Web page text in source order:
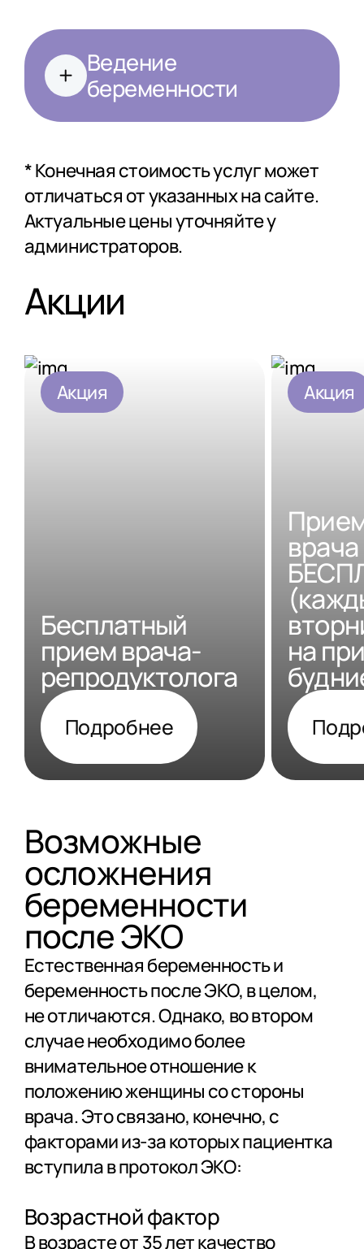
Ведение
беременности
* Конечная стоимость услуг может
отличаться от указанных на сайте.
Актуальные цены уточняйте у
администраторов.
Акции
Акция
Бесплатный
прием врача-
репродуктолога
Подробнее
Акция
врача
на
Возможные
осложнения
беременности
после ЭКО
Естественная беременность и
беременность после ЭКО, в целом,
не отличаются. Однако, во втором
случае необходимо более
внимательное отношение к
положению женщины со стороны
врача. Это связано, конечно, с
факторами из-за которых пациентка
вступила в протокол ЭКО:
Возрастной фактор
В возрасте от 35 лет качество